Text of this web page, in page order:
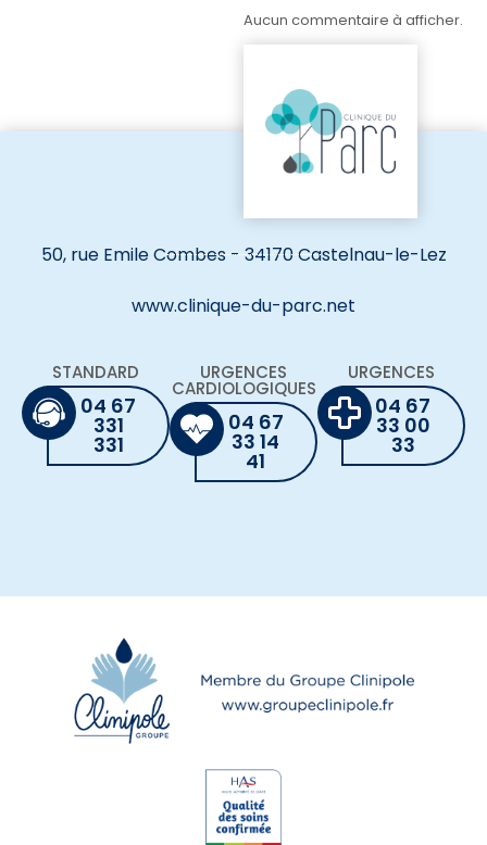
Aucun commentaire à afficher.
50, rue Emile Combes - 34170 Castelnau-le-Lez
www.clinique-du-parc.net
STANDARD
04 67
331
331
URGENCES
CARDIOLOGIQUES
04 67
33 14
41
URGENCES
04 67
33 00
33